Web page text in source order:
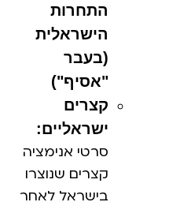
התחרות
הישראלית
(בעבר
"אסיף")
קצרים
ישראליים:
סרטי אנימציה
קצרים שנוצרו
בישראל לאחר